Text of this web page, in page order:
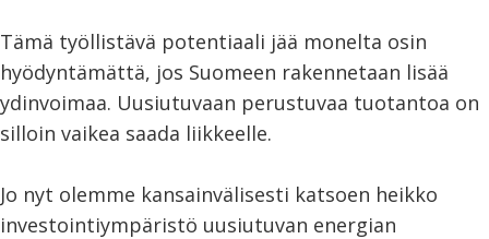
Tämä työllistävä potentiaali jää monelta osin
hyödyntämättä, jos Suomeen rakennetaan lisää
ydinvoimaa. Uusiutuvaan perustuvaa tuotantoa on
silloin vaikea saada liikkeelle.
Jo nyt olemme kansainvälisesti katsoen heikko
investointiympäristö uusiutuvan energian